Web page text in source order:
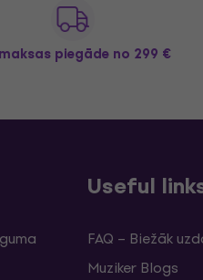
piegāde no 299 €
Useful
FAQ – Biežāk
Muziker Blogs